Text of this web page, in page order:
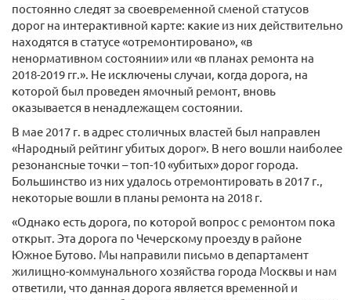
постоянно следят за своевременной сменой статусов
дорог на интерактивной карте: какие из них действительно
находятся в статусе «отремонтировано», «в
ненормативном состоянии» или «в планах ремонта на
2018-2019 гг.». Не исключены случаи, когда дорога, на
которой был проведен ямочный ремонт, вновь
оказывается в ненадлежащем состоянии.
В мае 2017 г. в адрес столичных властей был направлен
«Народный рейтинг убитых дорог». В него вошли наиболее
резонансные точки – топ-10 «убитых» дорог города.
Большинство из них удалось отремонтировать в 2017 г.,
некоторые вошли в планы ремонта на 2018 г.
«Однако есть дорога, по которой вопрос с ремонтом пока
открыт. Эта дорога по Чечерскому проезду в районе
Южное Бутово. Мы направили письмо в департамент
жилищно-коммунального хозяйства города Москвы и нам
ответили, что данная дорога является временной и